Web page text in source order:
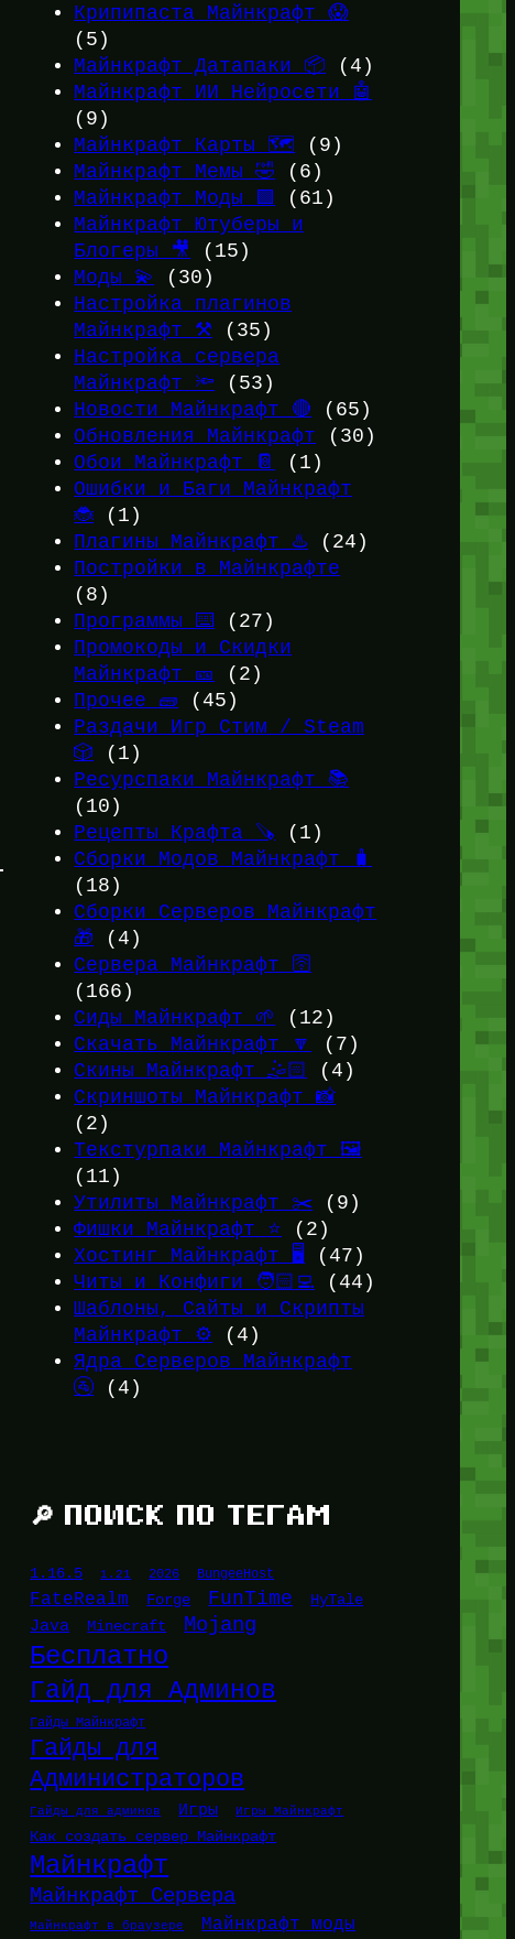
Крипипаста Майнкрафт 😱
(5)
Майнкрафт Датапаки 📦 (4)
Майнкрафт ИИ Нейросети 🤖
(9)
Майнкрафт Карты 🗺️ (9)
Майнкрафт Мемы 🤣 (6)
Майнкрафт Моды 🟩
(61)
Майнкрафт Ютуберы и
Блогеры 🎥
(15)
Моды 💫
(30)
Настройка плагинов
Майнкрафт ⚒️ (35)
Настройка сервера
Майнкрафт 🔦 (53)
Новости Майнкрафт 🔴 (65)
Обновления Майнкрафт (30)
Обои Майнкрафт 📔
(1)
Ошибки и Баги Майнкрафт
🐞 (1)
Плагины Майнкрафт ♨️ (24)
Постройки в Майнкрафте
(8)
Программы ⌨️
(27)
Промокоды и Скидки
Майнкрафт 🎫
(2)
Прочее 🧱 (45)
Раздачи Игр Стим / Steam
🎲 (1)
Ресурспаки Майнкрафт 📚
(10)
Рецепты Крафта 🪚 (1)
Сборки Модов Майнкрафт 🧳
(18)
Сборки Серверов Майнкрафт
🎁 (4)
Сервера Майнкрафт 🛜
(166)
Сиды Майнкрафт 🌱
(12)
Скачать Майнкрафт 🔽
(7)
Скины Майнкрафт 🤹🏻
(4)
Скриншоты Майнкрафт 📸
(2)
Текстурпаки Майнкрафт 🖼️
(11)
Утилиты Майнкрафт ✂️ (9)
Фишки Майнкрафт ⭐ (2)
Хостинг Майнкрафт 🖥️
(47)
Читы и Конфиги 🧑🏻‍💻 (44)
Шаблоны, Сайты и Скрипты
Майнкрафт ⚙️ (4)
Ядра Серверов Майнкрафт
🚰 (4)
🔎 ПОИСК ПО ТЕГАМ
1.16.5 1.21 2026 BungeeHost
FateRealm Forge FunTime HyTale
Java Minecraft Mojang
Бесплатно
Гайд для Админов
Гайды Майнкрафт
Гайды для
Администраторов
Гайды для админов Игры Игры Майнкрафт
Как создать сервер Майнкрафт
Майнкрафт
Майнкрафт Сервера
Майнкрафт в браузере Майнкрафт моды